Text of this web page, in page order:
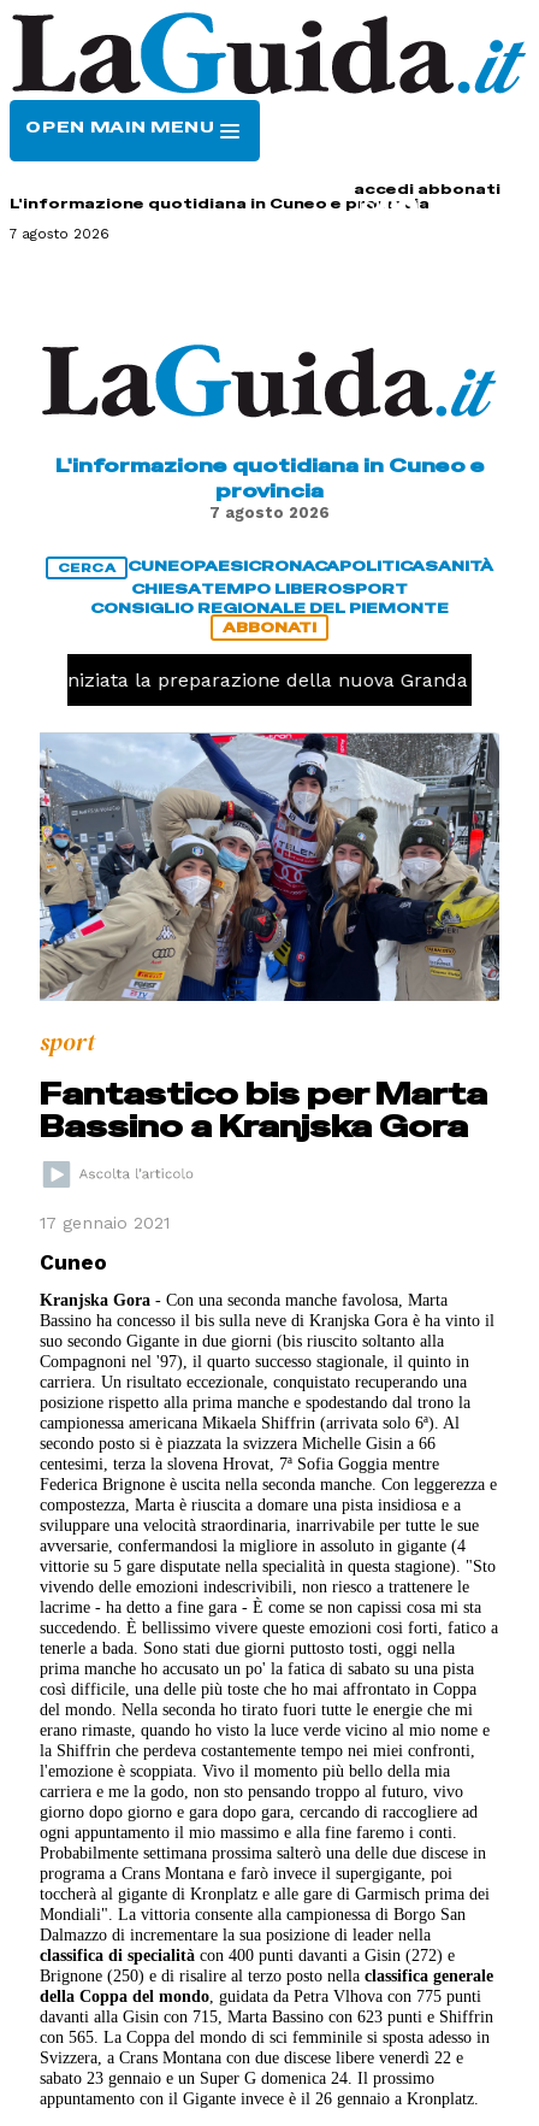
OPEN MAIN MENU
accedi abbonati
L'informazione quotidiana in Cuneo e provincia
7 agosto 2026
L'informazione quotidiana in Cuneo e
provincia
7 agosto 2026
CERCA CUNEOPAESICRONACAPOLITICASANITÀ
CHIESATEMPO LIBEROSPORT
CONSIGLIO REGIONALE DEL PIEMONTE
ABBONATI
iniziata la preparazione della nuova Granda Volley
sport
Fantastico bis per Marta
Bassino a Kranjska Gora
17 gennaio 2021
Cuneo
Kranjska Gora - Con una seconda manche favolosa, Marta
Bassino ha concesso il bis sulla neve di Kranjska Gora è ha vinto il
suo secondo Gigante in due giorni (bis riuscito soltanto alla
Compagnoni nel '97), il quarto successo stagionale, il quinto in
carriera. Un risultato eccezionale, conquistato recuperando una
posizione rispetto alla prima manche e spodestando dal trono la
campionessa americana Mikaela Shiffrin (arrivata solo 6ª). Al
secondo posto si è piazzata la svizzera Michelle Gisin a 66
centesimi, terza la slovena Hrovat, 7ª Sofia Goggia mentre
Federica Brignone è uscita nella seconda manche. Con leggerezza e
compostezza, Marta è riuscita a domare una pista insidiosa e a
sviluppare una velocità straordinaria, inarrivabile per tutte le sue
avversarie, confermandosi la migliore in assoluto in gigante (4
vittorie su 5 gare disputate nella specialità in questa stagione). "Sto
vivendo delle emozioni indescrivibili, non riesco a trattenere le
lacrime - ha detto a fine gara - È come se non capissi cosa mi sta
succedendo. È bellissimo vivere queste emozioni cosi forti, fatico a
tenerle a bada. Sono stati due giorni puttosto tosti, oggi nella
prima manche ho accusato un po' la fatica di sabato su una pista
così difficile, una delle più toste che ho mai affrontato in Coppa
del mondo. Nella seconda ho tirato fuori tutte le energie che mi
erano rimaste, quando ho visto la luce verde vicino al mio nome e
la Shiffrin che perdeva costantemente tempo nei miei confronti,
l'emozione è scoppiata. Vivo il momento più bello della mia
carriera e me la godo, non sto pensando troppo al futuro, vivo
giorno dopo giorno e gara dopo gara, cercando di raccogliere ad
ogni appuntamento il mio massimo e alla fine faremo i conti.
Probabilmente settimana prossima salterò una delle due discese in
programa a Crans Montana e farò invece il supergigante, poi
toccherà al gigante di Kronplatz e alle gare di Garmisch prima dei
Mondiali". La vittoria consente alla campionessa di Borgo San
Dalmazzo di incrementare la sua posizione di leader nella
classifica di specialitàcon 400 punti davanti a Gisin (272) e
Brignone (250) e di risalire al terzo posto nellaclassifica generale
della Coppa del mondo, guidata da Petra Vlhova con 775 punti
davanti alla Gisin con 715, Marta Bassino con 623 punti e Shiffrin
con 565. La Coppa del mondo di sci femminile si sposta adesso in
Svizzera, a Crans Montana con due discese libere venerdì 22 e
sabato 23 gennaio e un Super G domenica 24. Il prossimo
appuntamento con il Gigante invece è il 26 gennaio a Kronplatz.